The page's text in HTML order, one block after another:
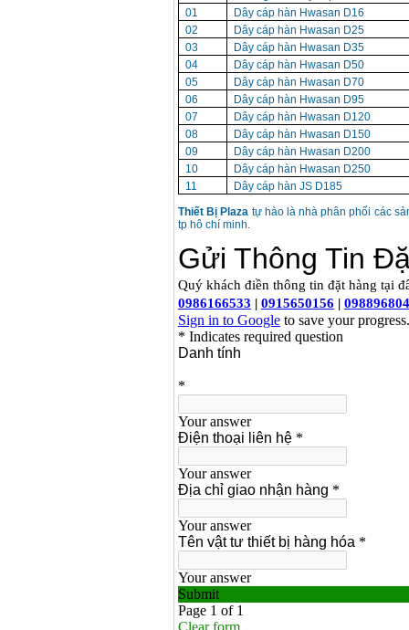
01
Dây cáp hàn Hwasan D16
02
Dây cáp hàn Hwasan D25
03
Dây cáp hàn Hwasan D35
04
Dây cáp hàn Hwasan D50
05
Dây cáp hàn Hwasan D70
06
Dây cáp hàn Hwasan D95
07
Dây cáp hàn Hwasan D120
08
Dây cáp hàn Hwasan D150
09
Dây cáp hàn Hwasan D200
10
Dây cáp hàn Hwasan D250
11
Dây cáp hàn JS D185
Thiết Bị Plaza tự hào là nhà phân phối các
tp hô chí minh.